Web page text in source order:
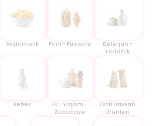
Atıştırmalık Fırın - Pastane
Deterjan -
Temizlik
Bebek
Ev - Yaşam -
Züccaciye
Evcil Hayvan
Ürünleri